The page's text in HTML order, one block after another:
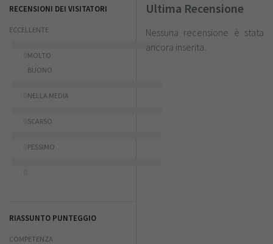
RECENSIONI DEI VISITATORI
ECCELLENTE
MOLTO
BUONO
NELLA MEDIA
SCARSO
PESSIMO
RIASSUNTO PUNTEGGIO
COMPETENZA
Ultima Recensione
Nessuna recensione è stata
ancora inserita.